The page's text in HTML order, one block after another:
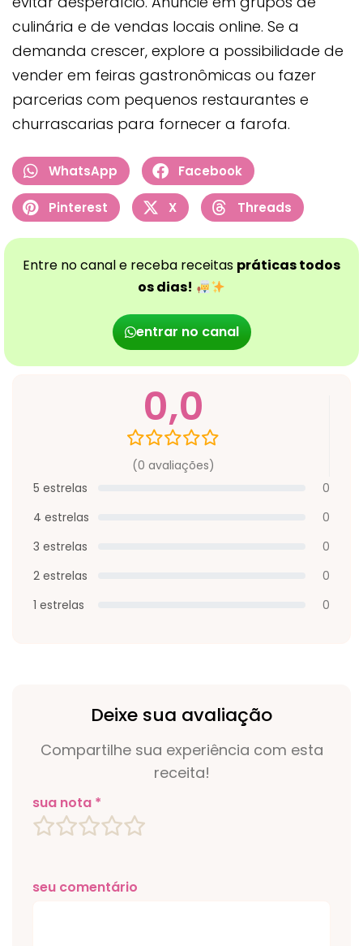
culinária e de vendas locais online. Se a
demanda crescer, explore a possibilidade de
vender em feiras gastronômicas ou fazer
parcerias com pequenos restaurantes e
churrascarias para fornecer a farofa.
WhatsApp Facebook
Pinterest X Threads
Entre no canal e receba receitas práticas todos
os dias!
entrar no canal
0,0
(0 avaliações)
5 estrelas
0
4 estrelas
0
3 estrelas
0
2 estrelas
0
1 estrelas
0
Deixe sua avaliação
Compartilhe sua experiência com esta
receita!
sua nota *
seu comentário